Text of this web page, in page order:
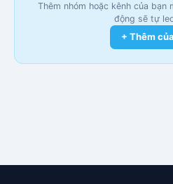
Thêm nhóm hoặc kênh của bạn
động sẽ tự
+ Thêm